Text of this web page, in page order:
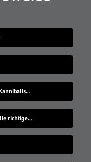
Die Geschichte des menschlichen Kannibalismus
Wie entscheidet man sich nur für die richtige Idee?